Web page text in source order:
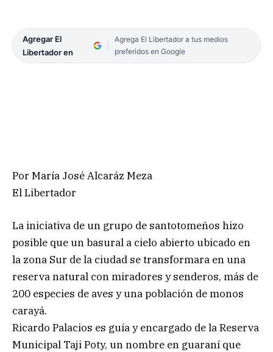
Agregar El
Libertador en
Agrega El Libertador a tus medios
preferidos en Google
Por María José Alcaráz Meza
El Libertador
La iniciativa de un grupo de santotomeños hizo
posible que un basural a cielo abierto ubicado en
la zona Sur de la ciudad se transformara en una
reserva natural con miradores y senderos, más de
200 especies de aves y una población de monos
carayá.
Ricardo Palacios es guía y encargado de la Reserva
Municipal Taji Poty, un nombre en guaraní que